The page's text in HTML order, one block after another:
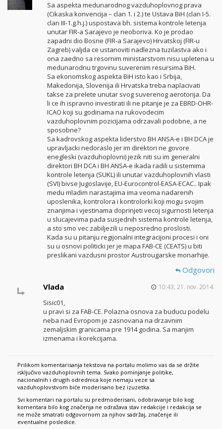
Sa aspekta medunarodnog vazduhoplovnog prava
(Cikaska konvencija – clan 1. i 2.) te Ustava BiH (clan I-5.
clan III-1.g.h.j.) uspostava bh. sistema kontrole letenja
unutar FIR-a Sarajevo je neoboriva. Ko je prodao
zapadni dio Bosne (FIR-a Sarajevo) Hrvatskoj (FIR-u
Zagreb) valjda ce ustanoviti nadlezna tuzilastva ako i
ona zaedno sa resornim ministarstvom nisu upletena u
medunarodnu trgovinu suverenim resursima BiH.
Sa ekonomskog aspekta BiH isto kao i Srbija,
Makedonija, Slovenija ili Hrvatska treba naplacivati
takse za prelete unutar svog suverenog aerotorija. Da
li ce ih ispravno investirati ili ne pitanje je za EBRD-OHR-
ICAO koji su godinama na rukovodecim
vazduhoplovnim pozicijama odrzavali podobne, a ne
sposobne?
Sa kadrovskog aspekta liderstvo BH ANSA-e i BH DCA je
upravljacki nedoraslo jer im direktori ne govore
enegleski (vazduhoplovni) jezik niti su im generalni
direktori BH DCA i BH ANSA-e ikada radili u sistemima
kontrole letenja (SUKL) ili unutar vazduhoplovnih vlasti
(SVI) bivse Jugoslavije, EU-Eurocontrol-EASA-ECAC.. Ipak
medu mladim narastajima ima veoma nadarenih
uposlenika, kontrolora i kontrolorki koji mogu svojim
znanjima i vjestinama doprinjeti vecoj sigurnosti letenja
u slucajevima pada susjednih sistema kontrole letenja,
a sto smo vec zabiljezili u neposredno proslosti.
Kada su u pitanju regijonalni integracijoni procesi i oni
su u osnovi politicki jer je mapa FAB-CE (CEATS) u biti
preslikani vazdusni prostor Austrougarske monarhije.
Odgovori
Vlada
10:43, 21. nov. 2014.
Sisic01,
u pravi si za FAB-CE. Polazna osnova za buducu podelu
neba nad Evropom je zasnovana na drzavnim
zemaljskim granicama pre 1914 godina. Sa manjim
izmenama i korekcijama.
Prilikom komentarisanja tekstova na portalu molimo vas da se držite
isključivo vazduhoplovnih tema. Svako pominjanje politike,
nacionalnih i drugih odrednica koje nemaju veze sa
vazduhoplovstvom biće moderisano bez izuzetka.
Svi komentari na portalu su predmoderisani, odobravanje bilo kog
komentara bilo kog značenja ne odražava stav redakcije i redakcija se
ne može smatrati odgovornom za njihov sadržaj, značenje ili
eventualne posledice.